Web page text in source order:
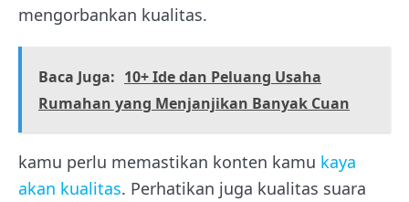
mengorbankan kualitas.
Baca Juga: 10+ Ide dan Peluang Usaha
Rumahan yang Menjanjikan Banyak Cuan
kamu perlu memastikan konten kamu kaya
akan kualitas. Perhatikan juga kualitas suara